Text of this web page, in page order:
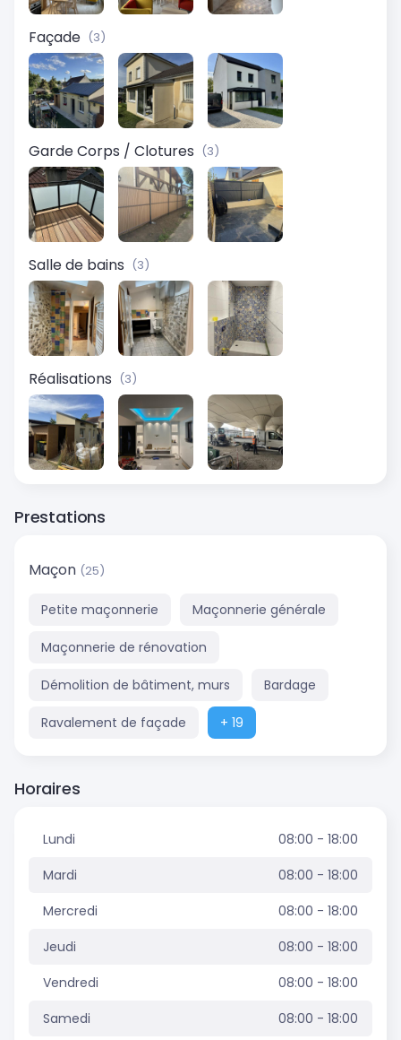
Façade (3)
Garde Corps / Clotures (3)
Salle de bains (3)
Réalisations (3)
Prestations
Maçon (25)
Petite maçonnerie Maçonnerie générale
Maçonnerie de rénovation
Démolition de bâtiment, murs Bardage
Ravalement de façade + 19
Horaires
Lundi
08:00 - 18:00
Mardi
08:00 - 18:00
Mercredi
08:00 - 18:00
Jeudi
08:00 - 18:00
Vendredi
08:00 - 18:00
Samedi
08:00 - 18:00